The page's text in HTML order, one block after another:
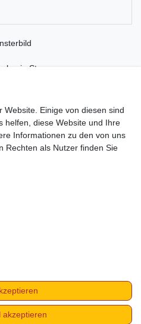
je Strang
in den eigenen
ist nicht nur wunderschön, es
und Wahrnehmung in
Einige von diesen sind
helfen, diese Website und Ihre
Informationen zu den von uns
Rechten als Nutzer finden Sie
akzeptieren